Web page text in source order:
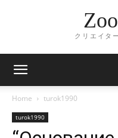
クリエイタ
Home turok1990
turok1990